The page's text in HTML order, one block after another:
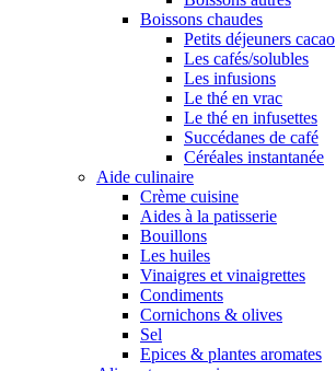
Boissons chaudes
Petits déjeuners cacao
Les cafés/solubles
Les infusions
Le thé en vrac
Le thé en infusettes
Succédanes de café
Céréales instantanée
Aide culinaire
Crème cuisine
Aides à la patisserie
Bouillons
Les huiles
Vinaigres et vinaigrettes
Condiments
Cornichons & olives
Sel
Epices & plantes aromates